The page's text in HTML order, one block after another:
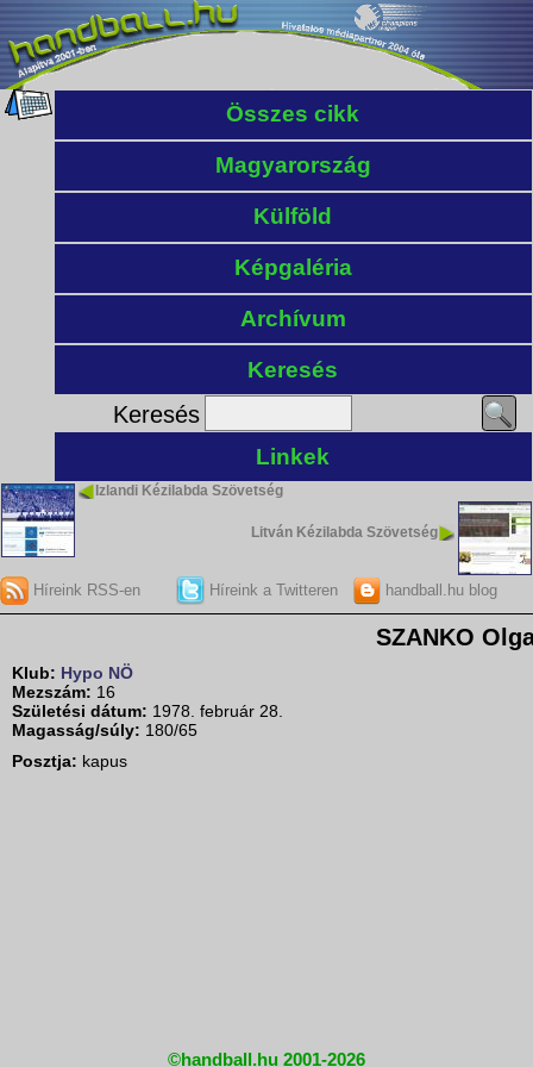
Összes cikk
Magyarország
Külföld
Képgaléria
Archívum
Keresés
Keresés
Linkek
Izlandi Kézilabda Szövetség
Litván Kézilabda Szövetség
Híreink RSS-en Híreink a Twitteren handball.hu blog
SZANKO
Klub: Hypo NÖ
Mezszám: 16
Születési dátum: 1978. február 28.
Magasság/súly: 180/65
Posztja: kapus
©handball.hu 2001-2026